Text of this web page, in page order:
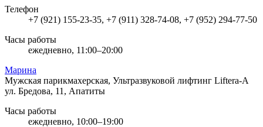
Телефон
+7 (921) 155-23-35, +7 (911) 328-74-08, +7 (952) 294-77-50
Часы работы
ежедневно, 11:00–20:00
Марина
Мужская парикмахерская, Ультразвуковой лифтинг Liftera-A
ул. Бредова, 11, Апатиты
Часы работы
ежедневно, 10:00–19:00